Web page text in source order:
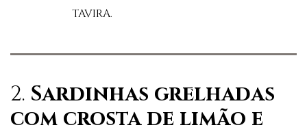
TAVIRA.
2. Sardinhas grelhadas
com crosta de limão e